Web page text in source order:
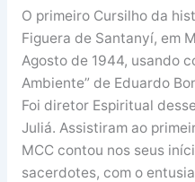
O primeiro Cursilho da
Figuera de Santanyí, em
Agosto de 1944, usando
Ambiente” de Eduardo
Foi diretor Espiritual
Juliá. Assistiram ao
MCC contou nos seus
sacerdotes, com o